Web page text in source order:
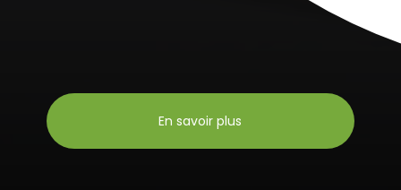
En savoir plus